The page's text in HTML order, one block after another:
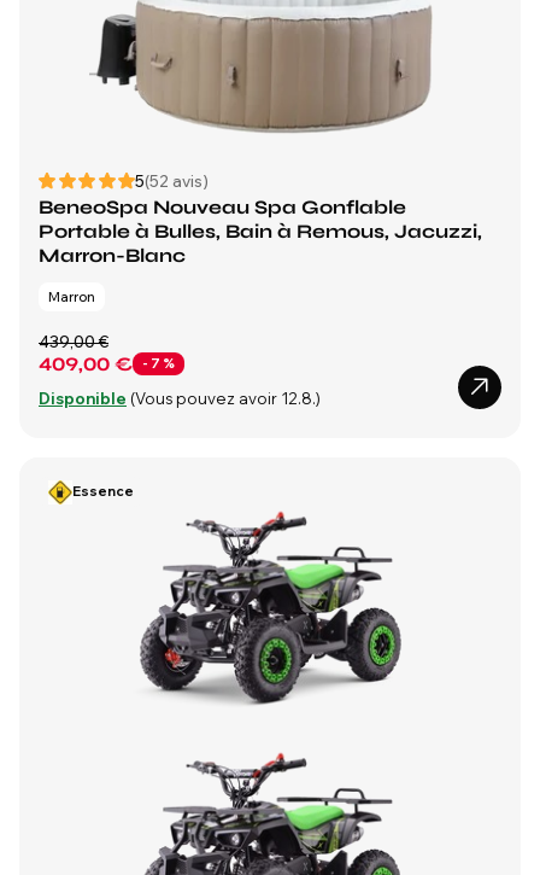
5(52 avis)
BeneoSpa Nouveau Spa Gonflable
Portable à Bulles, Bain à Remous, Jacuzzi,
Marron-Blanc
Marron
409,00 € - 7 %
439,00 €
Disponible (Vous pouvez avoir 12.8.)
Essence